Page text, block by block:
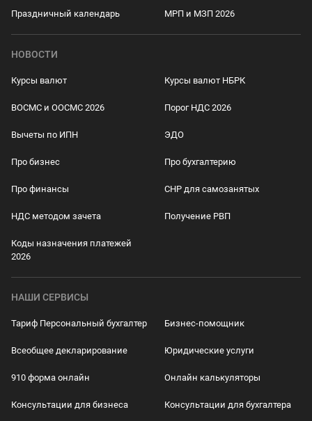
Праздничный календарь МРП и МЗП 2026
НОВОСТИ
Курсы валют Курсы валют НБРК
ВОСМС и ООСМС 2026 Порог НДС 2026
Вычеты по ИПН ЭДО
Про бизнес Про бухгалтерию
Про финансы СНР для самозанятых
НДС методом зачета Получение РВП
Коды назначения платежей
2026
НАШИ СЕРВИСЫ
Тариф Персональный бухгалтер Бизнес-помощник
Всеобщее декларирование Юридические услуги
910 форма онлайн Онлайн калькуляторы
Консультации для бизнеса Консультации для бухгалтера